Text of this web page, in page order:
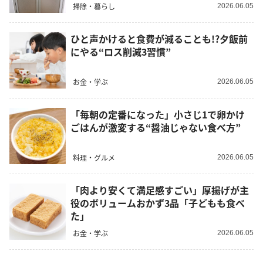
掃除・暮らし 2026.06.05
ひと声かけると食費が減ることも!?夕飯前
にやる“ロス削減3習慣”
お金・学ぶ 2026.06.05
「毎朝の定番になった」小さじ1で卵かけ
ごはんが激変する“醤油じゃない食べ方”
料理・グルメ 2026.06.05
「肉より安くて満足感すごい」厚揚げが主
役のボリュームおかず3品「子どもも食べ
た」
お金・学ぶ 2026.06.05